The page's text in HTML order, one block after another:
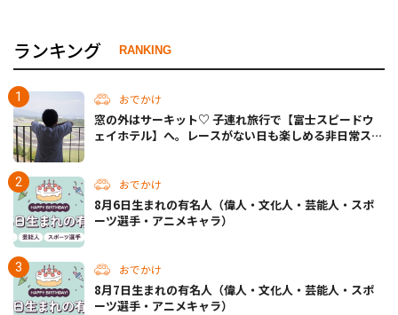
ランキング RANKING
おでかけ
窓の外はサーキット♡ 子連れ旅行で【富士スピードウ
ェイホテル】へ。レースがない日も楽しめる非日常ステ
おでかけ
8月6日生まれの有名人（偉人・文化人・芸能人・スポ
ーツ選手・アニメキャラ）
おでかけ
8月7日生まれの有名人（偉人・文化人・芸能人・スポ
ーツ選手・アニメキャラ）